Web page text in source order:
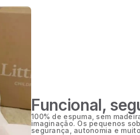
Funcional,
100% de espuma, sem
imaginação. Os pequenos
segurança, autonomia e